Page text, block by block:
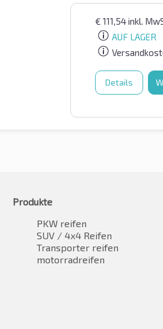
€ 111,54inkl.
AUF LAGER
Details
Produkte
PKW reifen
SUV / 4x4 Reifen
Transporter reifen
motorradreifen